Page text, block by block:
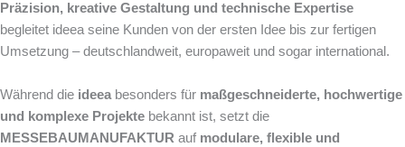
Präzision, kreative Gestaltung und technische Expertise
begleitet ideea seine Kunden von der ersten Idee bis zur fertigen
Umsetzung – deutschlandweit, europaweit und sogar international.
Während die ideeabesonders für maßgeschneiderte, hochwertige
und komplexe Projekte bekannt ist, setzt die
MESSEBAUMANUFAKTUR auf modulare, flexible und